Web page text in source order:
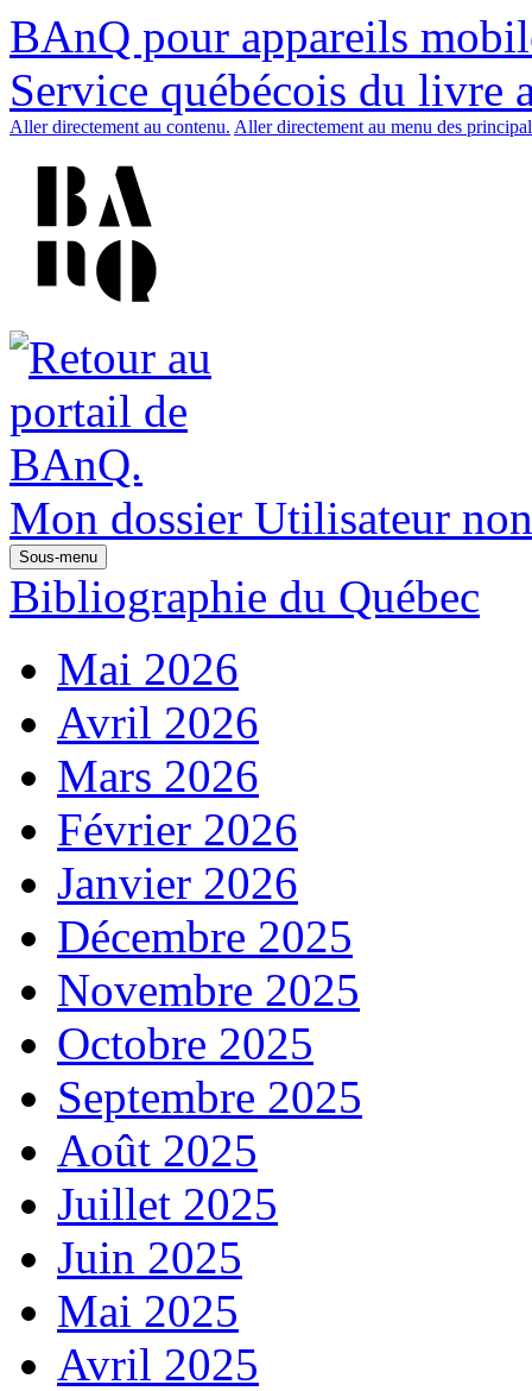
BAnQ pour appareils
Service québécois du livre
Aller directement au contenu. Aller directement au menu des
Mon dossier Utilisateur
Sous-menu
Bibliographie du Québec
Mai 2026
Avril 2026
Mars 2026
Février 2026
Janvier 2026
Décembre 2025
Novembre 2025
Octobre 2025
Septembre 2025
Août 2025
Juillet 2025
Juin 2025
Mai 2025
Avril 2025